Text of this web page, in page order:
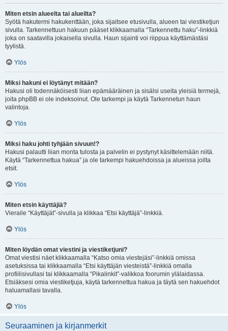
Miten etsin alueelta tai alueilta?
Syötä hakutermi hakukenttään, joka sijaitsee etusivulla, alueen tai viestiketjun
sivulla. Tarkennettuun hakuun pääset klikkaamalla “Tarkennettu haku”-linkkiä
joka on saatavilla jokaisella sivulla. Haun sijainti voi riippua käyttämästäsi
tyylistä.
Ylös
Miksi hakuni ei löytänyt mitään?
Hakusi oli todennäköisesti liian epämääräinen ja sisälsi useita yleisiä termejä,
joita phpBB ei ole indeksoinut. Ole tarkempi ja käytä Tarkennetun haun
valintoja.
Ylös
Miksi haku johti tyhjään sivuun!?
Hakusi palautti liian monta tulosta ja palvelin ei pystynyt käsittelemään niitä.
Käytä “Tarkennettua hakua” ja ole tarkempi hakuehdoissa ja alueissa joilta
etsit.
Ylös
Miten etsin käyttäjiä?
Vieraile “Käyttäjät”-sivulla ja klikkaa “Etsi käyttäjä”-linkkiä.
Ylös
Miten löydän omat viestini ja viestiketjuni?
Omat viestisi näet klikkaamalla “Katso omia viestejäsi”-linkkiä omissa
asetuksissa tai klikkaamalla “Etsi käyttäjän viesteistä”-linkkiä omalla
profiilisivullasi tai klikkaamalla “Pikalinkit”-valikkoa foorumin ylälaidassa.
Etsiäksesi omia viestiketjuja, käytä tarkennettua hakua ja täytä sen hakuehdot
haluamallasi tavalla.
Ylös
Seuraaminen ja kirjanmerkit